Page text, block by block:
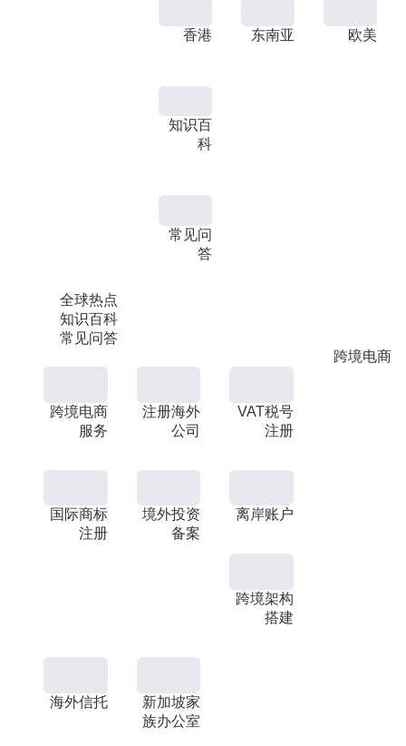
全球热点
知识百科
常见问答
香港 东南亚 欧美
知识百
科
常见问
答
跨境电商
跨境电商
服务
注册海外
公司
VAT税号
注册
国际商标
注册
境外投资
备案
离岸账户
跨境架构
搭建
海外信托
新加坡家
族办公室